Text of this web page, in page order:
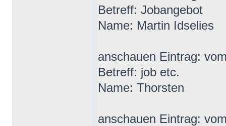
Betreff: Jobangebot
Name: Martin Idselies
anschauen Eintrag:
Betreff: job etc.
Name: Thorsten
anschauen Eintrag: